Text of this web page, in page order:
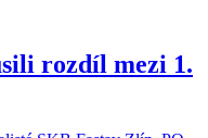
rozdíl mezi 1.